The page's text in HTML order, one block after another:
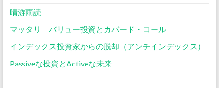
晴游雨読
マッタリ バリュー投資とカバード・コール
インデックス投資家からの脱却（アンチインデックス）
Passiveな投資とActiveな未来